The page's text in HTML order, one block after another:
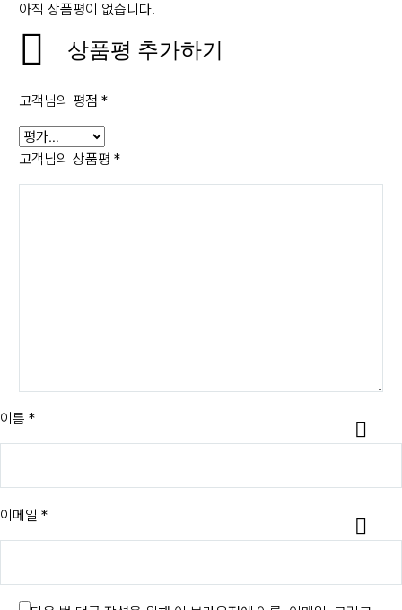
아직 상품평이 없습니다.
상품평 추가하기
고객님의 평점 *
고객님의 상품평 *
이름 *
이메일 *